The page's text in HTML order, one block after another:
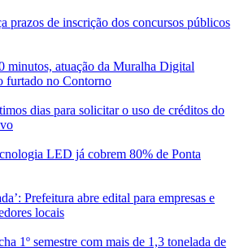
prazos de inscrição dos concursos públicos
minutos, atuação da Muralha Digital
furtado no Contorno
dias para solicitar o uso de créditos do
LED já cobrem 80% de Ponta
Prefeitura abre edital para empresas e
locais
1º semestre com mais de 1,3 tonelada de